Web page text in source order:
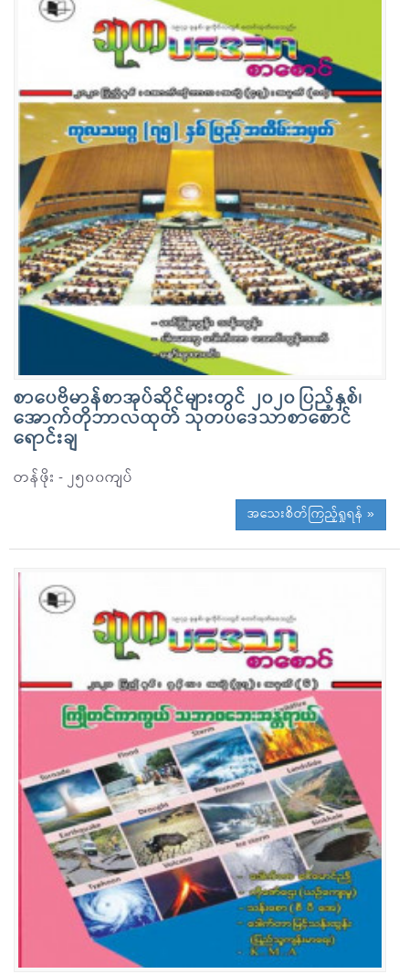
စာပေဗိမာန်စာအုပ်ဆိုင်များတွင် ၂၀၂၀ ပြည့်နှစ်၊
အောက်တိုဘာလထုတ် သုတပဒေသာစာစောင်
ရောင်းချ
တန်ဖိုး - ၂၅၀၀ကျပ်
အသေးစိတ်ကြည့်ရှုရန် »